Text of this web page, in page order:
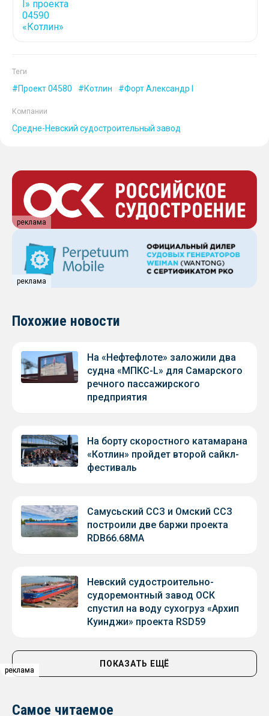
реклама
реклама
реклама
Теги
Проект 04580 Котлин Форт Александр I
Компании
Средне-Невский судостроительный завод
реклама
реклама
Похожие новости
На «Нефтефлоте» заложили два
судна «МПКС-L» для Самарского
речного пассажирского
предприятия
На борту скоростного катамарана
«Котлин» пройдет второй сайкл-
фестиваль
Самусьский ССЗ и Омский ССЗ
построили две баржи проекта
RDB66.68МА
Невский судостроительно-
судоремонтный завод ОСК
спустил на воду сухогруз «Архип
Куинджи» проекта RSD59
ПОКАЗАТЬ ЕЩЁ
Самое читаемое